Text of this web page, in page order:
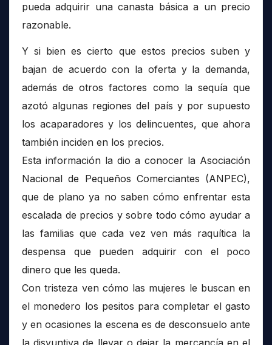
pueda adquirir una canasta básica a un precio
razonable.
Y si bien es cierto que estos precios suben y
bajan de acuerdo con la oferta y la demanda,
además de otros factores como la sequía que
azotó algunas regiones del país y por supuesto
los acaparadores y los delincuentes, que ahora
también inciden en los precios.
Esta información la dio a conocer la Asociación
Nacional de Pequeños Comerciantes (ANPEC),
que de plano ya no saben cómo enfrentar esta
escalada de precios y sobre todo cómo ayudar a
las familias que cada vez ven más raquítica la
despensa que pueden adquirir con el poco
dinero que les queda.
Con tristeza ven cómo las mujeres le buscan en
el monedero los pesitos para completar el gasto
y en ocasiones la escena es de desconsuelo ante